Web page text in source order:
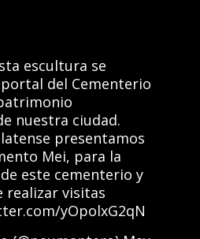
escultura se
del Cementerio
nuestra ciudad.
presentamos
Mei, para la
este cementerio y
realizar visitas
yOpolxG2qN